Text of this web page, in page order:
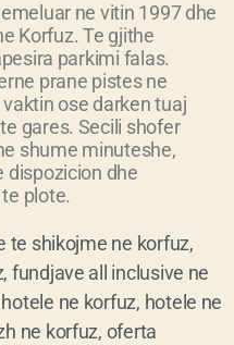
ne vitin 1997 dhe
Korfuz. Te gjithe
parkimi falas.
prane pistes ne
ose darken tuaj
gares. Secili shofer
shume minuteshe,
dispozicion dhe
plote.
te shikojme ne korfuz,
, fundjave all inclusive ne
hotele ne korfuz, hotele ne
ne korfuz, oferta